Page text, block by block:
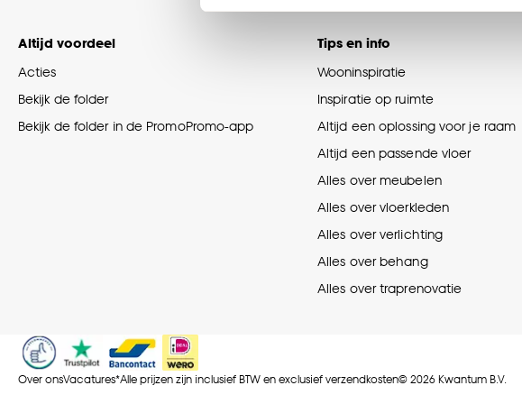
Klik op ‘Ja, alles toestaan’ om gebruik te
noodzakelijke cookies te accepteren. Je
accepteren door op ‘Cookies aanpassen’
Goed om te weten is dat je deze keuze
Altijd voordeel
Acties
Bekijk de folder
Bekijk de folder in de PromoPromo-app
Tips en info
Wooninspiratie
Inspiratie op ruimte
Altijd een oplossing voor je raam
Altijd een passende vloer
Alles over meubelen
Alles over vloerkleden
Alles over verlichting
Alles over behang
Alles over traprenovatie
Over onsVacatures*Alle prijzen zijn inclusief BTW en exclusief verzendkosten© 2026 Kwantum B.V.